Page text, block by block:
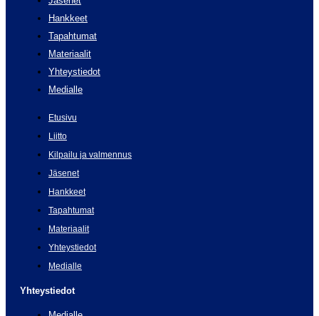
Hankkeet
Tapahtumat
Materiaalit
Yhteystiedot
Medialle
Etusivu
Liitto
Kilpailu ja valmennus
Jäsenet
Hankkeet
Tapahtumat
Materiaalit
Yhteystiedot
Medialle
Yhteystiedot